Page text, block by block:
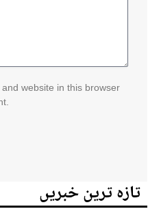
website in this browser
تازہ ترین خبریں